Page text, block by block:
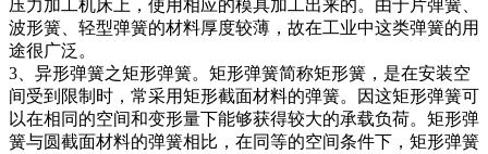
压力加工机床上，使用相应的模具加工出来的。由于片弹簧、
波形簧、轻型弹簧的材料厚度较薄，故在工业中这类弹簧的用
途很广泛。
3、异形弹簧之矩形弹簧。矩形弹簧简称矩形簧，是在安装空
间受到限制时，常采用矩形截面材料的弹簧。因这矩形弹簧可
以在相同的空间和变形量下能够获得较大的承载负荷。矩形弹
簧与圆截面材料的弹簧相比，在同等的空间条件下，矩形弹簧